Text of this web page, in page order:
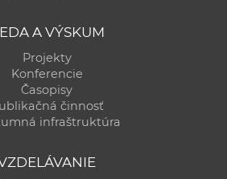
A VÝSKUM
Projekty
Konferencie
Časopisy
činnosť
infraštruktúra